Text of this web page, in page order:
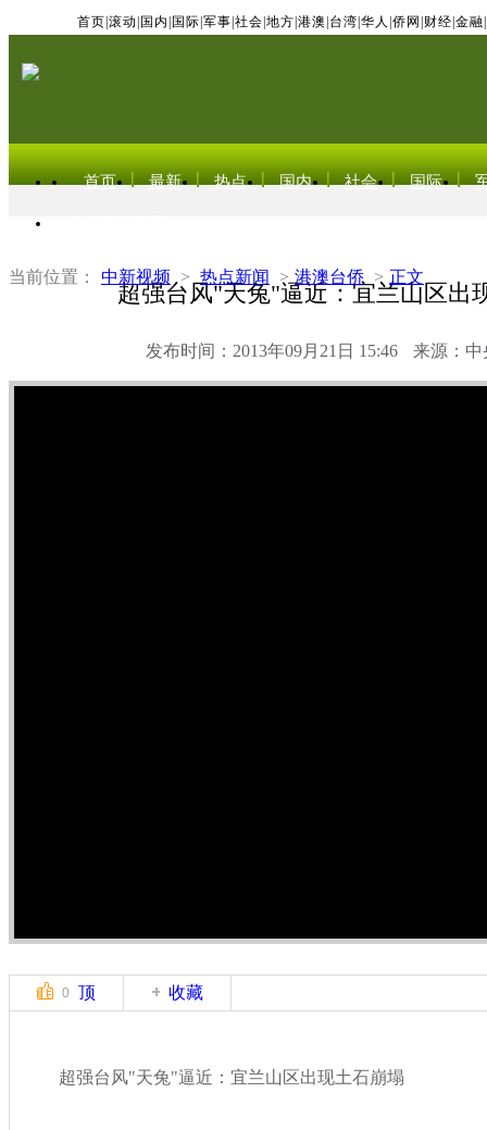
首页 滚动 国内 国际 军事 社会 地方 港澳 台湾 华人 侨网 财经 金融
首页 最新 热点 国内 社会 国际
当前位置： 中新视频 > 热点新闻 > 港澳台侨 > 正文
超强台风"天兔"逼近：宜兰山区出
发布时间：2013年09月21日 15:46 来源：中
0 顶 收藏
超强台风"天兔"逼近：宜兰山区出现土石崩塌